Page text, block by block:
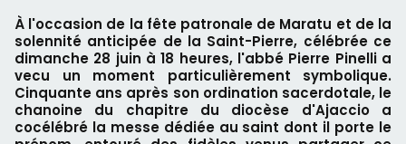
À l'occasion de la fête patronale de Maratu et de la
solennité anticipée de la Saint-Pierre, célébrée ce
dimanche 28 juin à 18 heures, l'abbé Pierre Pinelli a
vecu un moment particulièrement symbolique.
Cinquante ans après son ordination sacerdotale, le
chanoine du chapitre du diocèse d'Ajaccio a
cocélébré la messe dédiée au saint dont il porte le